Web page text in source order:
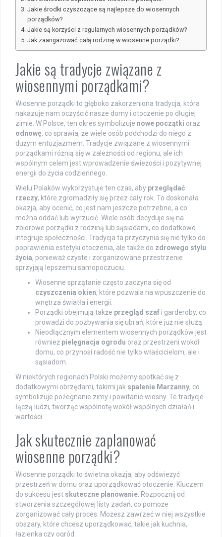
Jakie środki czyszczące są najlepsze do wiosennych
porządków?
Jakie są korzyści z regularnych wiosennych porządków?
Jak zaangażować całą rodzinę w wiosenne porządki?
Jakie są tradycje związane z
wiosennymi porządkami?
Wiosenne porządki to głęboko zakorzeniona tradycja, która
nakazuje nam oczyścić nasze domy i otoczenie po długiej
zimie. W Polsce, ten okres symbolizuje nowe początki oraz
odnowę, co sprawia, że wiele osób podchodzi do niego z
dużym entuzjazmem. Tradycje związane z wiosennymi
porządkami różnią się w zależności od regionu, ale ich
wspólnym celem jest wprowadzenie świeżości i pozytywnej
energii do życia codziennego.
Wielu Polaków wykorzystuje ten czas, aby przeglądać
rzeczy, które zgromadziły się przez cały rok. To doskonała
okazja, aby ocenić, co jest nam jeszcze potrzebne, a co
można oddać lub wyrzucić. Wiele osób decyduje się na
zbiorowe porządki z rodziną lub sąsiadami, co dodatkowo
integruje społeczności. Tradycja ta przyczynia się nie tylko do
poprawienia estetyki otoczenia, ale także do zdrowego stylu
życia, ponieważ czyste i zorganizowane przestrzenie
sprzyjają lepszemu samopoczuciu.
Wiosenne sprzątanie często zaczyna się od
czyszczenia okien, które pozwala na wpuszczenie do
wnętrza światła i energii.
Porządki obejmują także przegląd szaf i garderoby, co
prowadzi do pozbywania się ubrań, które już nie służą.
Nieodłącznym elementem wiosennych porządków jest
również pielęgnacja ogrodu oraz przestrzeni wokół
domu, co przynosi radość nie tylko właścicielom, ale i
sąsiadom.
W niektórych regionach Polski możemy spotkać się z
dodatkowymi obrzędami, takimi jak spalenie Marzanny, co
symbolizuje pożegnanie zimy i powitanie wiosny. Te tradycje
łączą ludzi, tworząc wspólnotę wokół wspólnych działań i
wartości.
Jak skutecznie zaplanować
wiosenne porządki?
Wiosenne porządki to świetna okazja, aby odświeżyć
przestrzeń w domu oraz uporządkować otoczenie. Kluczem
do sukcesu jest skuteczne planowanie . Rozpocznij od
stworzenia szczegółowej listy zadań, co pomoże
zorganizować cały proces. Możesz zawrzeć w niej wszystkie
obszary, które chcesz uporządkować, takie jak kuchnia,
łazienka czy ogród.